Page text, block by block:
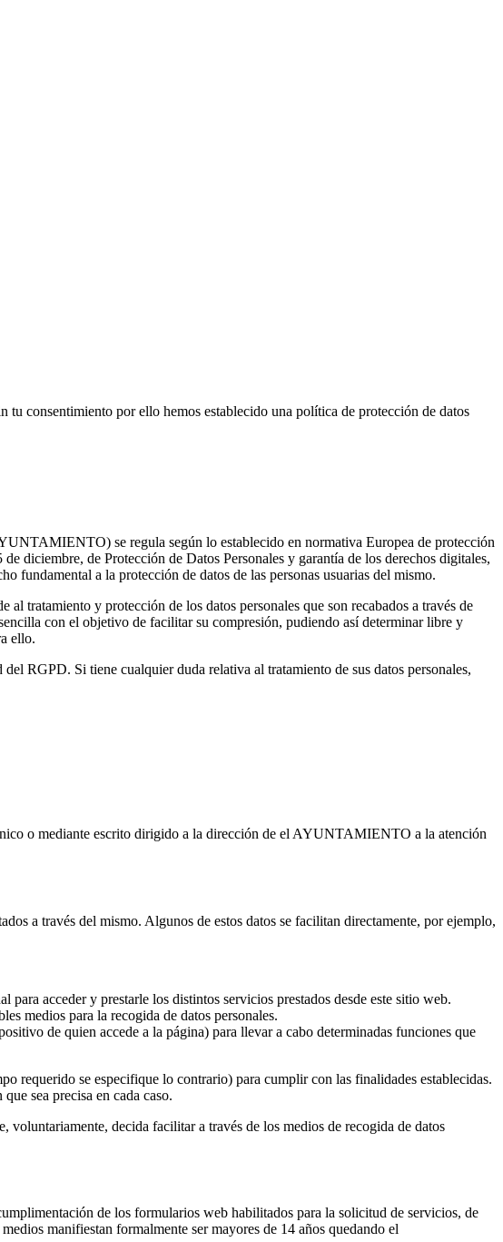
tu consentimiento por ello hemos establecido una política de protección de datos
se regula según lo establecido en normativa Europea de protección
diciembre, de Protección de Datos Personales y garantía de los derechos digitales,
fundamental a la protección de datos de las personas usuarias del mismo.
tratamiento y protección de los datos personales que son recabados a través de
con el objetivo de facilitar su compresión, pudiendo así determinar libre y
ello.
RGPD. Si tiene cualquier duda relativa al tratamiento de sus datos personales,
o mediante escrito dirigido a la dirección de el AYUNTAMIENTO a la atención
a través del mismo. Algunos de estos datos se facilitan directamente, por ejemplo,
acceder y prestarle los distintos servicios prestados desde este sitio web.
medios para la recogida de datos personales.
de quien accede a la página) para llevar a cabo determinadas funciones que
requerido se especifique lo contrario) para cumplir con las finalidades establecidas.
sea precisa en cada caso.
voluntariamente, decida facilitar a través de los medios de recogida de datos
de los formularios web habilitados para la solicitud de servicios, de
manifiestan formalmente ser mayores de 14 años quedando el